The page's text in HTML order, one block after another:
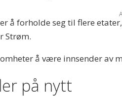
å forholde seg til flere
Strøm.
å være innsender av
på nytt